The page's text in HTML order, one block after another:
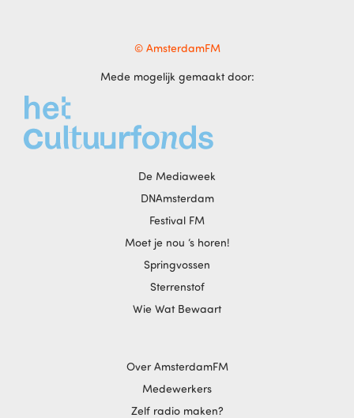
© AmsterdamFM
Mede mogelijk gemaakt door:
De Mediaweek
DNAmsterdam
Festival FM
Moet je nou ‘s horen!
Springvossen
Sterrenstof
Wie Wat Bewaart
Over AmsterdamFM
Medewerkers
Zelf radio maken?